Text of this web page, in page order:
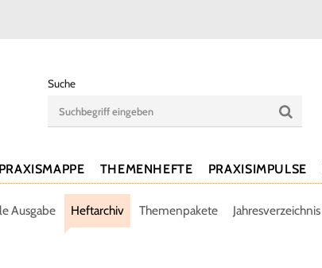
Suche
THEMENHEFTE PRAXISIMPULSE
Ausgabe Heftarchiv Themenpakete Jahresverzeichnis